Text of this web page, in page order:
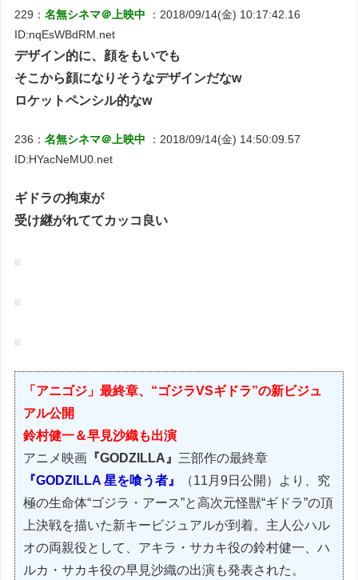
229：名無シネマ＠上映中
：2018/09/14(金) 10:17:42.16
ID:nqEsWBdRM.net
デザイン的に、顔をもいでも
そこから顔になりそうなデザインだなw
ロケットペンシル的なw
236：名無シネマ＠上映中
：2018/09/14(金) 14:50:09.57
ID:HYacNeMU0.net
ギドラの拘束が
受け継がれててカッコ良い
「アニゴジ」最終章、“ゴジラVSギドラ”の新ビジュ
アル公開
鈴村健一＆早見沙織も出演
アニメ映画 『GODZILLA』 三部作の最終章
『GODZILLA 星を喰う者』
（11月9日公開）より、究
極の生命体“ゴジラ・アース”と高次元怪獣“ギドラ”の頂
上決戦を描いた新キービジュアルが到着。主人公ハル
オの両親役として、アキラ・サカキ役の鈴村健一、ハ
ルカ・サカキ役の早見沙織の出演も発表された。